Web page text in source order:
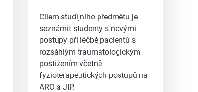
Cílem studijního předmětu je
seznámit studenty s novými
postupy při léčbě pacientů s
rozsáhlým traumatologickým
postižením včetně
fyzioterapeutických postupů na
ARO a JIP.